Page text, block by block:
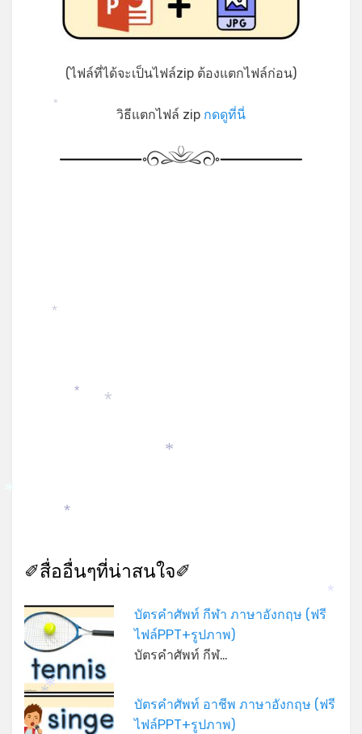
(ไฟล์ที่ได้จะเป็นไฟล์zip ต้องแตกไฟล์ก่อน)
วิธีแตกไฟล์ zip กดดูที่นี่
✐สื่ออื่นๆที่น่าสนใจ✐
บัตรคำศัพท์ กีฬา ภาษาอังกฤษ (ฟรี
ไฟล์PPT+รูปภาพ)
บัตรคำศัพท์ กีฬ…
บัตรคำศัพท์ อาชีพ ภาษาอังกฤษ (ฟรี
ไฟล์PPT+รูปภาพ)
*
**